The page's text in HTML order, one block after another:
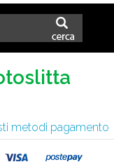
metodi pagamento